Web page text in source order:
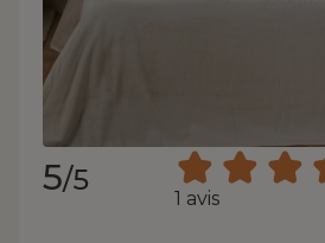
5/5
1 avis